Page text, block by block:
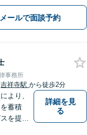
、 相続 、不動産、刑事、
ト、 労働（会社側）、 刑
権回収 、 企業法務など
メールで面談予約
事務所
吉祥寺駅 から徒歩2分
より、
蓄積
を提供
詳細を見
る